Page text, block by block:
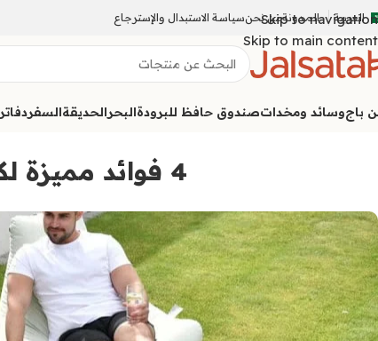
Skip to navigation
Skip to main content
العربية المدونةمن نحنسياسة الاستبدال والإسترجاع
باجوسائد ومخداتصندوق حافظ للبرودةالبحرالحديقةالسفردفاتر
4 فوائد مميزة لكرسي بين باج للصحة العامة